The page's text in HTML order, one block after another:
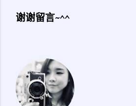
论
谢谢留言~^^